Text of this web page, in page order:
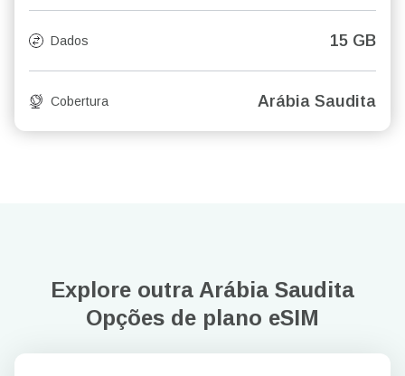
Dados 15 GB
Cobertura Arábia Saudita
Explore outra Arábia Saudita
Opções de plano eSIM